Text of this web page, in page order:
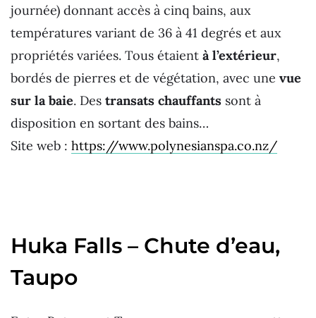
journée) donnant accès à cinq bains, aux
températures variant de 36 à 41 degrés et aux
propriétés variées. Tous étaient à l’extérieur,
bordés de pierres et de végétation, avec une vue
sur la baie. Des transats chauffants sont à
disposition en sortant des bains…
Site web : https://www.polynesianspa.co.nz/
Huka Falls – Chute d’eau,
Taupo